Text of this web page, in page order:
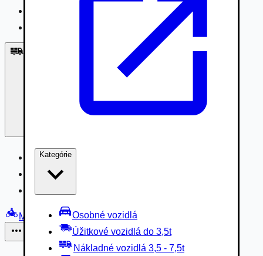
Kategórie
Osobné vozidlá
Úžitkové vozidlá do 3,5t
Nákladné vozidlá 3,5 - 7,5t
Nákladné vozidlá 3,5 - 7,5t
Nákladné vozidlá nad 7,5t
Motocykle